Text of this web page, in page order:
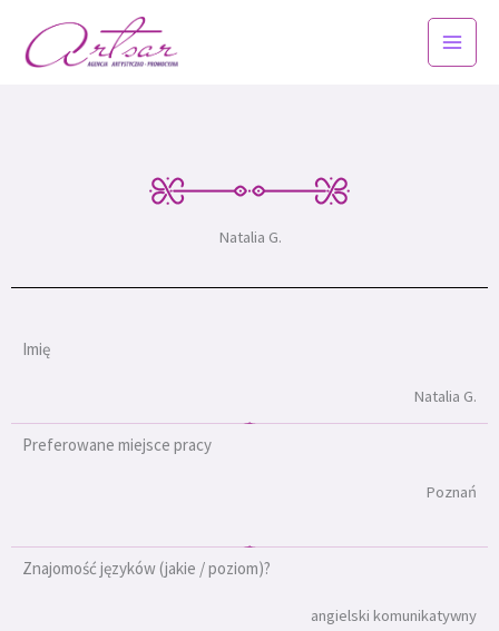
treści
Natalia G.
Imię
Natalia G.
Preferowane miejsce pracy
Poznań
Znajomość języków (jakie / poziom)?
angielski komunikatywny